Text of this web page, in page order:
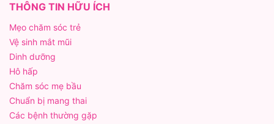
THÔNG TIN HỮU ÍCH
Mẹo chăm sóc trẻ
Vệ sinh mắt mũi
Dinh dưỡng
Hô hấp
Chăm sóc mẹ bầu
Chuẩn bị mang thai
Các bệnh thường gặp